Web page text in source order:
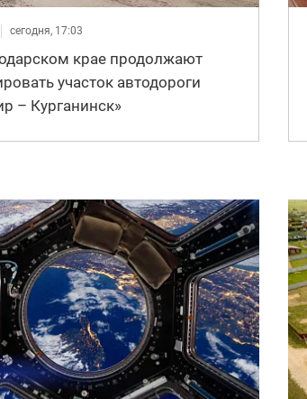
сегодня, 17:03
крае продолжают
участок автодороги
– Курганинск»